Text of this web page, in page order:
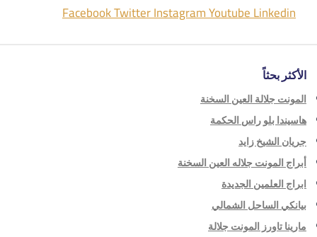
FacebookTwitterInstagramYoutubeLinkedin
الأكثر بحثاً
المونت جلالة العين السخنة
هاسيندا بلو راس الحكمة
جريان الشيخ زايد
أبراج المونت جلاله العين السخنة
ابراج العلمين الجديدة
بيانكي الساحل الشمالي
مارينا تاورز المونت جلالة